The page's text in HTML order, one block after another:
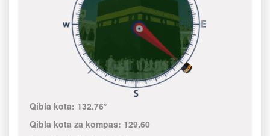
Qibla kota: 132.76°
Qibla kota za kompas: 129.60